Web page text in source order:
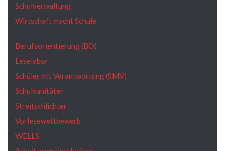
Schulverwaltung
Wirtschaft macht Schule
Berufsorientierung (BO)
Leselabor
Schüler mit Verantwortung (SMV)
Schulsanitäter
Streitschlichter
Vorlesewettbewerb
WELLS